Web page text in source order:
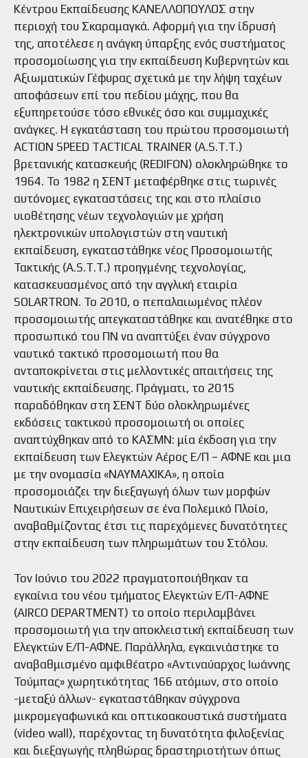
Κέντρου Εκπαίδευσης ΚΑΝΕΛΛΟΠΟΥΛΟΣ στην
περιοχή του Σκαραμαγκά. Αφορμή για την ίδρυσή
της, αποτέλεσε η ανάγκη ύπαρξης ενός συστήματος
προσομοίωσης για την εκπαίδευση Κυβερνητών και
Αξιωματικών Γέφυρας σχετικά με την λήψη ταχέων
αποφάσεων επί του πεδίου μάχης, που θα
εξυπηρετούσε τόσο εθνικές όσο και συμμαχικές
ανάγκες. Η εγκατάσταση του πρώτου προσομοιωτή
ACTION SPEED TACTICAL TRAINER (A.S.T.T.)
βρετανικής κατασκευής (REDIFON) ολοκληρώθηκε το
1964. Το 1982 η ΣΕΝΤ μεταφέρθηκε στις τωρινές
αυτόνομες εγκαταστάσεις της και στο πλαίσιο
υιοθέτησης νέων τεχνολογιών με χρήση
ηλεκτρονικών υπολογιστών στη ναυτική
εκπαίδευση, εγκαταστάθηκε νέος Προσομοιωτής
Τακτικής (A.S.T.T.) προηγμένης τεχνολογίας,
κατασκευασμένος από την αγγλική εταιρία
SOLARTRON. Το 2010, ο πεπαλαιωμένος πλέον
προσομοιωτής απεγκαταστάθηκε και ανατέθηκε στο
προσωπικό του ΠΝ να αναπτύξει έναν σύγχρονο
ναυτικό τακτικό προσομοιωτή που θα
ανταποκρίνεται στις μελλοντικές απαιτήσεις της
ναυτικής εκπαίδευσης. Πράγματι, το 2015
παραδόθηκαν στη ΣΕΝΤ δύο ολοκληρωμένες
εκδόσεις τακτικού προσομοιωτή οι οποίες
αναπτύχθηκαν από το ΚΑΣΜΝ: μία έκδοση για την
εκπαίδευση των Ελεγκτών Αέρος Ε/Π – ΑΦΝΕ και μια
με την ονομασία «ΝΑΥΜΑΧΙΚΑ», η οποία
προσομοιάζει την διεξαγωγή όλων των μορφών
Ναυτικών Επιχειρήσεων σε ένα Πολεμικό Πλοίο,
αναβαθμίζοντας έτσι τις παρεχόμενες δυνατότητες
στην εκπαίδευση των πληρωμάτων του Στόλου.
Τον Ιούνιο του 2022 πραγματοποιήθηκαν τα
εγκαίνια του νέου τμήματος Ελεγκτών Ε/Π-ΑΦΝΕ
(AIRCO DEPARTMENT) το οποίο περιλαμβάνει
προσομοιωτή για την αποκλειστική εκπαίδευση των
Ελεγκτών Ε/Π-ΑΦΝΕ. Παράλληλα, εγκαινιάστηκε το
αναβαθμισμένο αμφιθέατρο «Αντιναύαρχος Ιωάννης
Τούμπας» χωρητικότητας 166 ατόμων, στο οποίο
-μεταξύ άλλων- εγκαταστάθηκαν σύγχρονα
μικρομεγαφωνικά και οπτικοακουστικά συστήματα
(video wall), παρέχοντας τη δυνατότητα φιλοξενίας
και διεξαγωγής πληθώρας δραστηριοτήτων όπως